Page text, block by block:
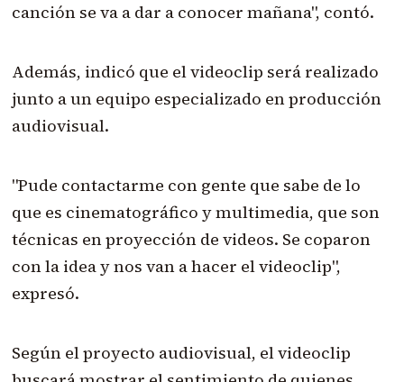
canción se va a dar a conocer mañana", contó.
Además, indicó que el videoclip será realizado
junto a un equipo especializado en producción
audiovisual.
"Pude contactarme con gente que sabe de lo
que es cinematográfico y multimedia, que son
técnicas en proyección de videos. Se coparon
con la idea y nos van a hacer el videoclip",
expresó.
Según el proyecto audiovisual, el videoclip